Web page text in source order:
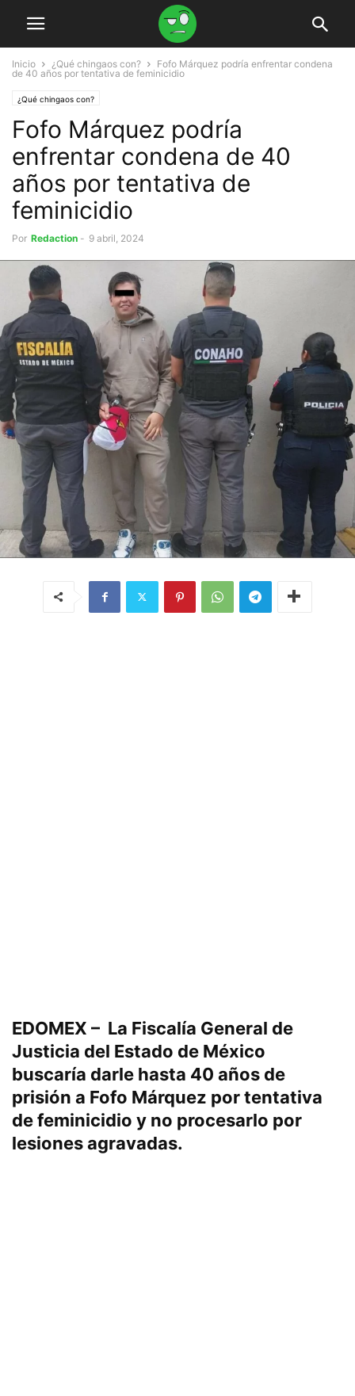
Inicio ¿Qué chingaos con?
Fofo Márquez podría enfrentar condena
de 40 años por tentativa de feminicidio
¿Qué chingaos con?
Fofo Márquez podría
enfrentar condena de 40
años por tentativa de
feminicidio
Por Redaction - 9 abril, 2024
EDOMEX – La Fiscalía General de
Justicia del Estado de México
buscaría darle hasta 40 años de
prisión a Fofo Márquez por tentativa
de feminicidio y no procesarlo por
lesiones agravadas.